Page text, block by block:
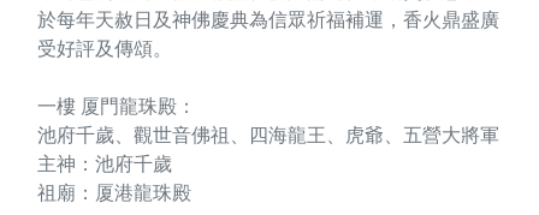
於每年天赦日及神佛慶典為信眾祈福補運，香火鼎盛廣
受好評及傳頌。
一樓 厦門龍珠殿：
池府千歲、觀世音佛祖、四海龍王、虎爺、五營大將軍
主神：池府千歲
祖廟：厦港龍珠殿